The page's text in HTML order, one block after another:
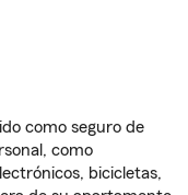
como seguro de
como
bicicletas,